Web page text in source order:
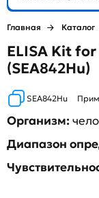
Главная Каталог
ELISA Kit
(SEA842Hu)
SEA842Hu
Организм:
Диапазон